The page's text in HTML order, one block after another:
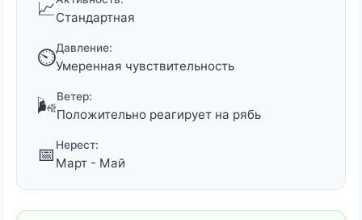
📈Стандартная
⏲️Давление:
Умеренная чувствительность
🌬️Ветер:
Положительно реагирует на рябь
📅 Нерест:
Март - Май